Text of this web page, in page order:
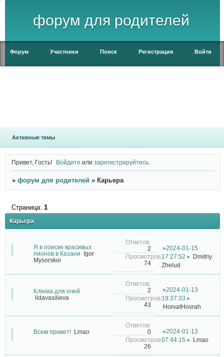
форум для родителей
Форум Участники Поиск Регистрация Войти
Активные темы
Привет, Гость! Войдите илизарегистрируйтесь
» форум для родителей » Карьера
Карьера
Страница: 1
Я в поиске красивых
пионов в Казани
Igor
Mysorskoi
2
74
2024-01-15
17:27:52
Dmitriy
Zhelud
Клініка для очей
lidavasilieva
2
43
2024-01-13
19:37:33
HorvatHovrah
Всем привет! Lmao 0
26
2024-01-13
07:44:15
Lmao